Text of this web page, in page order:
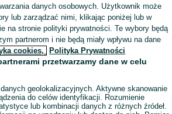
ludzie
się
Kup
danych osobowych. Użytkownik może
lub zarządzać nimi, klikając poniżej lub w
na stronie polityki prywatności. Te wybory będą
partnerom i nie będą miały wpływu na dane
cookies, Polityka Prywatności
przetwarzamy dane w celu
geolokalizacyjnych. Aktywne skanowanie
do celów identyfikacji. Rozumienie
lub kombinacji danych z różnych źródeł.